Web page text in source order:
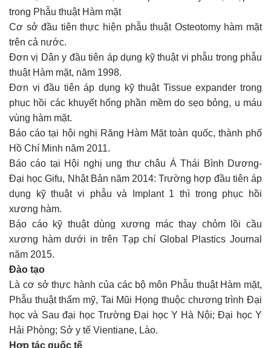
trong Phẫu thuật Hàm mặt
Cơ sở đầu tiên thực hiện phẫu thuật Osteotomy hàm mặt
trên cả nước.
Đơn vị Dân y đầu tiên áp dụng kỹ thuật vi phẫu trong phẫu
thuật Hàm mặt, năm 1998.
Đơn vị đầu tiên áp dụng kỹ thuật Tissue expander trong
phục hồi các khuyết hổng phần mềm do sẹo bỏng, u máu
vùng hàm mặt.
Báo cáo tại hội nghị Răng Hàm Mặt toàn quốc, thành phố
Hồ Chí Minh năm 2011.
Báo cáo tại Hội nghị ung thư châu Á Thái Bình Dương-
Đại học Gifu, Nhật Bản năm 2014: Trường hợp đầu tiên áp
dụng kỹ thuật vi phẫu và Implant 1 thì trong phục hồi
xương hàm.
Báo cáo kỹ thuật dùng xương mác thay chỏm lồi cầu
xương hàm dưới in trên Tạp chí Global Plastics Journal
năm 2015.
Đào tạo
Là cơ sở thực hành của các bộ môn Phẫu thuật Hàm mặt,
Phẫu thuật thẩm mỹ, Tai Mũi Họng thuộc chương trình Đại
học và Sau đại học Trường Đại học Y Hà Nội; Đại học Y
Hải Phòng; Sở y tế Vientiane, Lào.
Hợp tác quốc tế